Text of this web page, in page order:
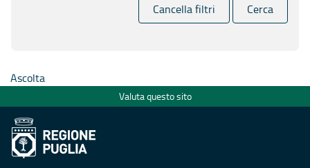
Cancella filtri Cerca
Ascolta
Valuta questo sito